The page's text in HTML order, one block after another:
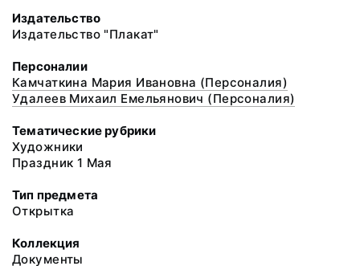
Издательство
Издательство "Плакат"
Персоналии
Камчаткина Мария Ивановна (Персоналия)
Удалеев Михаил Емельянович (Персоналия)
Тематические рубрики
Художники
Праздник 1 Мая
Тип предмета
Открытка
Коллекция
Документы